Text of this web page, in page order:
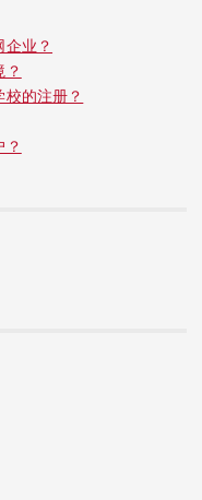
业？
？
的注册？
？